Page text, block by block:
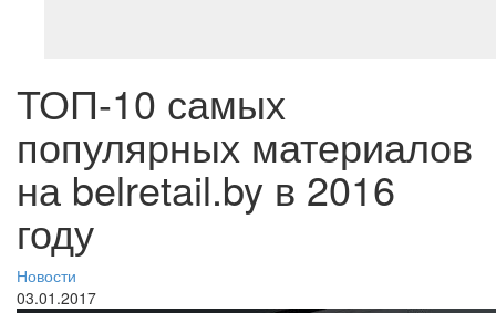
ТОП-10 самых
популярных материалов
на belretail.by в 2016
году
Новости
03.01.2017